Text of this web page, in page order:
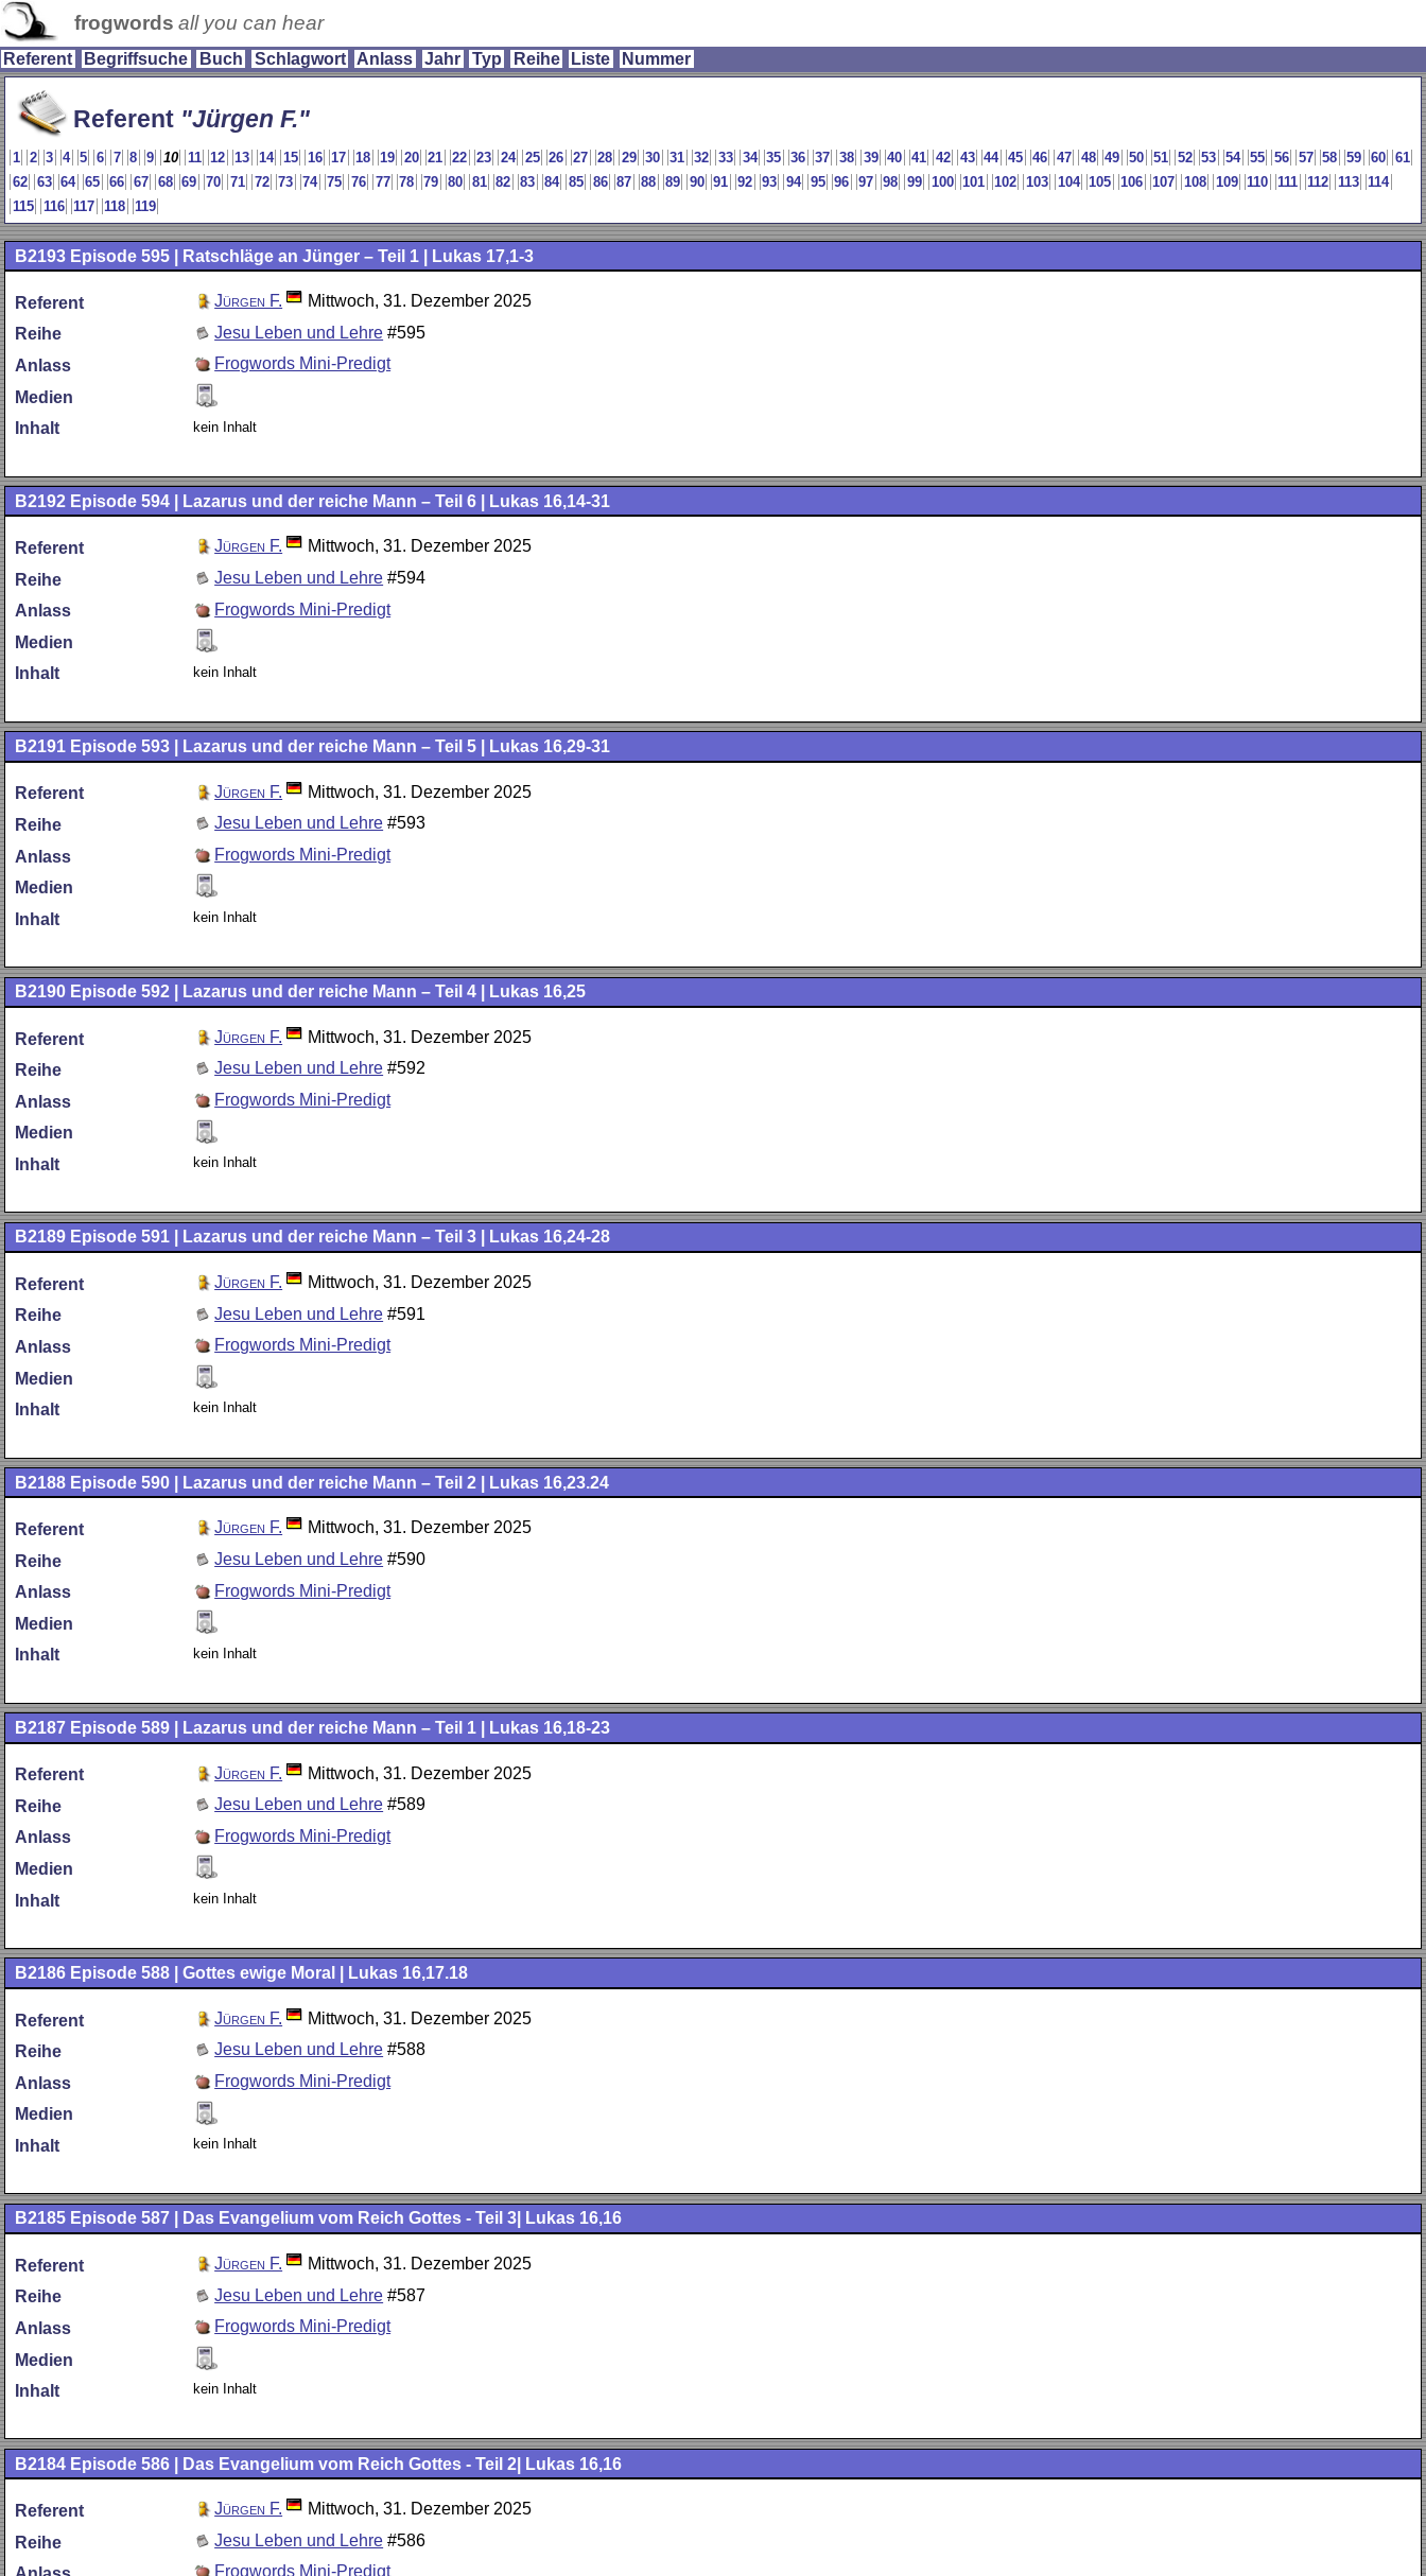
frogwords all you can hear
Referent Begriffsuche Buch Schlagwort Anlass Jahr Typ Reihe Liste Nummer
Referent Jürgen F.
1 2 3 4 5 6 7 8 9 10 11 12 13 14 15 16 17 18 19 20 21 22 23 24 25 26 27 28 29 30 31 32 33 34 35 36 37 38 39 40 41 42 43 44 45 46 47 48 49 50 51 52 53 54 55 56 57 58 59 60
61
62
63 64 65 66 67 68 69 70 71 72 73 74 75 76 77 78 79 80 81 82 83 84 85 86 87 88 89 90 91 92 93 94 95 96 97 98 99 100 101 102 103 104 105 106 107 108 109 110 111 112 113
114
115
116 117 118 119
B2193 Episode 595 | Ratschläge an Jünger – Teil 1 | Lukas 17,1-3
Referent Jürgen F.
Mittwoch, 31. Dezember 2025
Reihe
Jesu Leben und Lehre #595
Anlass
Frogwords Mini-Predigt
Medien
Inhalt
kein Inhalt
B2192 Episode 594 | Lazarus und der reiche Mann – Teil 6 | Lukas 16,14-31
Referent Jürgen F.
Mittwoch, 31. Dezember 2025
Reihe
Jesu Leben und Lehre #594
Anlass
Frogwords Mini-Predigt
Medien
Inhalt
kein Inhalt
B2191 Episode 593 | Lazarus und der reiche Mann – Teil 5 | Lukas 16,29-31
Referent Jürgen F.
Mittwoch, 31. Dezember 2025
Reihe
Jesu Leben und Lehre #593
Anlass
Frogwords Mini-Predigt
Medien
Inhalt
kein Inhalt
B2190 Episode 592 | Lazarus und der reiche Mann – Teil 4 | Lukas 16,25
Referent Jürgen F.
Mittwoch, 31. Dezember 2025
Reihe
Jesu Leben und Lehre #592
Anlass
Frogwords Mini-Predigt
Medien
Inhalt
kein Inhalt
B2189 Episode 591 | Lazarus und der reiche Mann – Teil 3 | Lukas 16,24-28
Referent Jürgen F.
Mittwoch, 31. Dezember 2025
Reihe
Jesu Leben und Lehre #591
Anlass
Frogwords Mini-Predigt
Medien
Inhalt
kein Inhalt
B2188 Episode 590 | Lazarus und der reiche Mann – Teil 2 | Lukas 16,23.24
Referent Jürgen F.
Mittwoch, 31. Dezember 2025
Reihe
Jesu Leben und Lehre #590
Anlass
Frogwords Mini-Predigt
Medien
Inhalt
kein Inhalt
B2187 Episode 589 | Lazarus und der reiche Mann – Teil 1 | Lukas 16,18-23
Referent Jürgen F.
Mittwoch, 31. Dezember 2025
Reihe
Jesu Leben und Lehre #589
Anlass
Frogwords Mini-Predigt
Medien
Inhalt
kein Inhalt
B2186 Episode 588 | Gottes ewige Moral | Lukas 16,17.18
Referent Jürgen F.
Mittwoch, 31. Dezember 2025
Reihe
Jesu Leben und Lehre #588
Anlass
Frogwords Mini-Predigt
Medien
Inhalt
kein Inhalt
B2185 Episode 587 | Das Evangelium vom Reich Gottes - Teil 3| Lukas 16,16
Referent Jürgen F.
Mittwoch, 31. Dezember 2025
Reihe
Jesu Leben und Lehre #587
Anlass
Frogwords Mini-Predigt
Medien
Inhalt
kein Inhalt
B2184 Episode 586 | Das Evangelium vom Reich Gottes - Teil 2| Lukas 16,16
Referent Jürgen F.
Mittwoch, 31. Dezember 2025
Reihe
Jesu Leben und Lehre #586
Frogwords Mini-Predigt